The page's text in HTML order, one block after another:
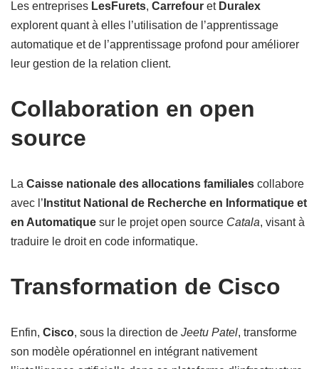
Les entreprises LesFurets, Carrefour et Duralex
explorent quant à elles l’utilisation de l’apprentissage
automatique et de l’apprentissage profond pour améliorer
leur gestion de la relation client.
Collaboration en open
source
La Caisse nationale des allocations familiales collabore
avec l’ Institut National de Recherche en Informatique et
en Automatique sur le projet open source Catala, visant à
traduire le droit en code informatique.
Transformation de Cisco
Enfin, Cisco, sous la direction de Jeetu Patel, transforme
son modèle opérationnel en intégrant nativement